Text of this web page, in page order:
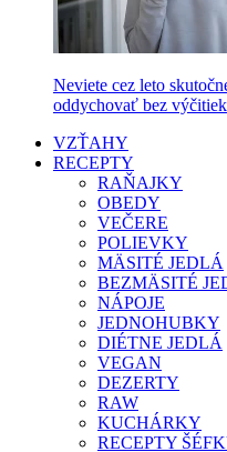
Neviete cez leto
oddychovať bez výčitiek
VZŤAHY
RECEPTY
RAŇAJKY
OBEDY
VEČERE
POLIEVKY
MÄSITÉ JEDLÁ
BEZMÄSITÉ
NÁPOJE
JEDNOHUBKY
DIÉTNE JEDLÁ
VEGAN
DEZERTY
RAW
KUCHÁRKY
RECEPTY